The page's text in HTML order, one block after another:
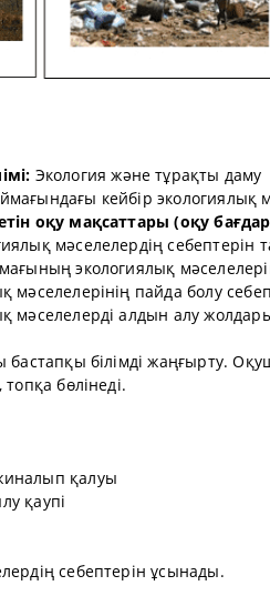
Экология және тұрақты даму
кейбір экологиялық
оқу мақсаттары (оқу
мәселелердің себептерін
экологиялық
мәселелерінің пайда болу
мәселелерді алдын алу
бастапқы білімді жаңғырту.
бөлінеді.
қалуы
қаупі
себептерін ұсынады.